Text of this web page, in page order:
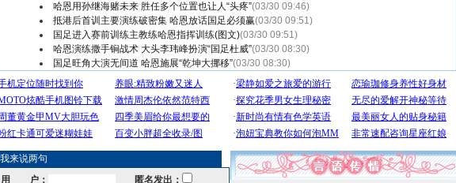
哈恩用孙继海赌未来 胜任多个位置也让人“头疼”(03/30 09:46)
抵港后首训主要演练破密集 哈恩放话国足必须赢(03/30 09:51)
国足进入赛前训练主教练哈恩指挥训练(图文)(03/30 09:51)
哈恩演练撒手锏战术 大头李玮峰扮演“国足杜威”(03/30 08:30)
国足旺角大演无间道 哈恩施展“乾坤大挪移”(03/30 08:30)
来说两句
用 户：
匿名发出：